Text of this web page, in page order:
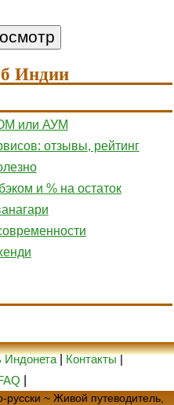
Индии
или АУМ
отзывы, рейтинг
и % на остаток
Индонета|Контакты|
~ Живой путеводитель,